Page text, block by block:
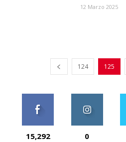
12 Marzo 2025
124 125
15,292 0